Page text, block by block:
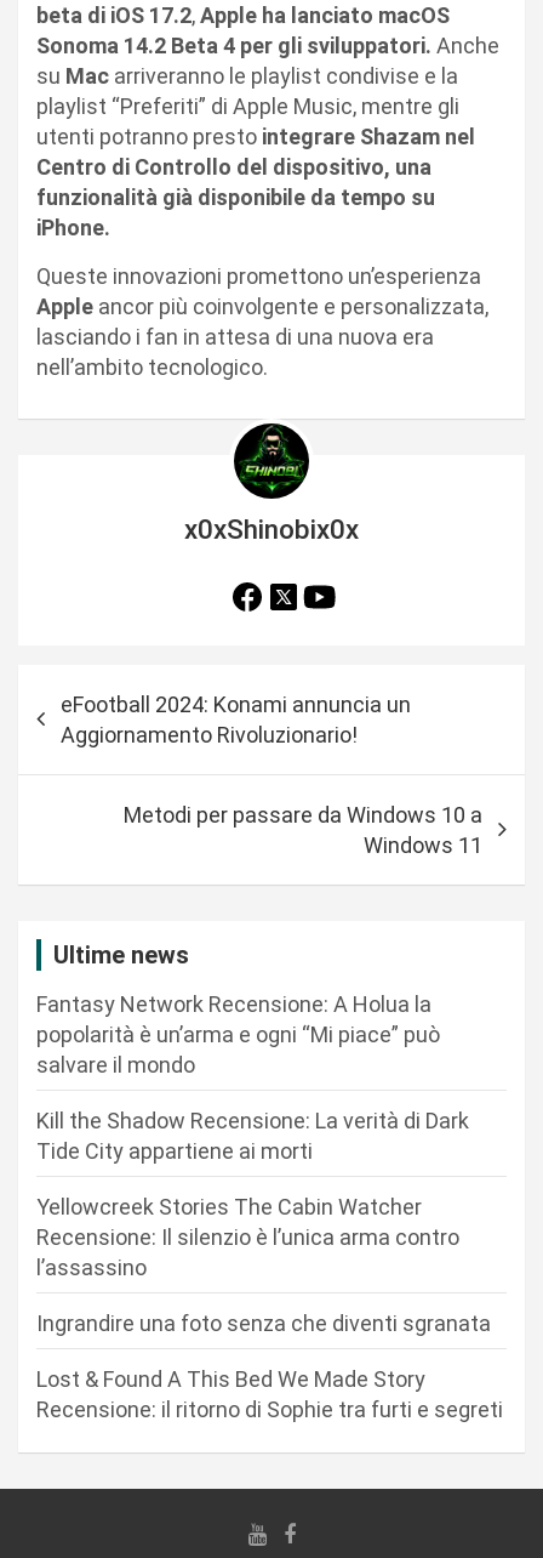
beta di iOS 17.2,Apple ha lanciato macOS
Sonoma 14.2 Beta 4 per gli sviluppatori. Anche
su Mac arriveranno le playlist condivise e la
playlist “Preferiti” di Apple Music, mentre gli
utenti potranno presto integrare Shazam nel
Centro di Controllo del dispositivo, una
funzionalità già disponibile da tempo su
iPhone.
Queste innovazioni promettono un’esperienza
Apple ancor più coinvolgente e personalizzata,
lasciando i fan in attesa di una nuova era
nell’ambito tecnologico.
x0xShinobix0x
a
eFootball 2024: Konami annuncia un
Aggiornamento Rivoluzionario!
Metodi per passare da Windows 10 a
Windows 11
Ultime news
Fantasy Network Recensione: A Holua la
popolarità è un’arma e ogni “Mi piace” può
salvare il mondo
Kill the Shadow Recensione: La verità di Dark
Tide City appartiene ai morti
Yellowcreek Stories The Cabin Watcher
Recensione: Il silenzio è l’unica arma contro
l’assassino
Ingrandire una foto senza che diventi sgranata
Lost & Found A This Bed We Made Story
Recensione: il ritorno di Sophie tra furti e segreti